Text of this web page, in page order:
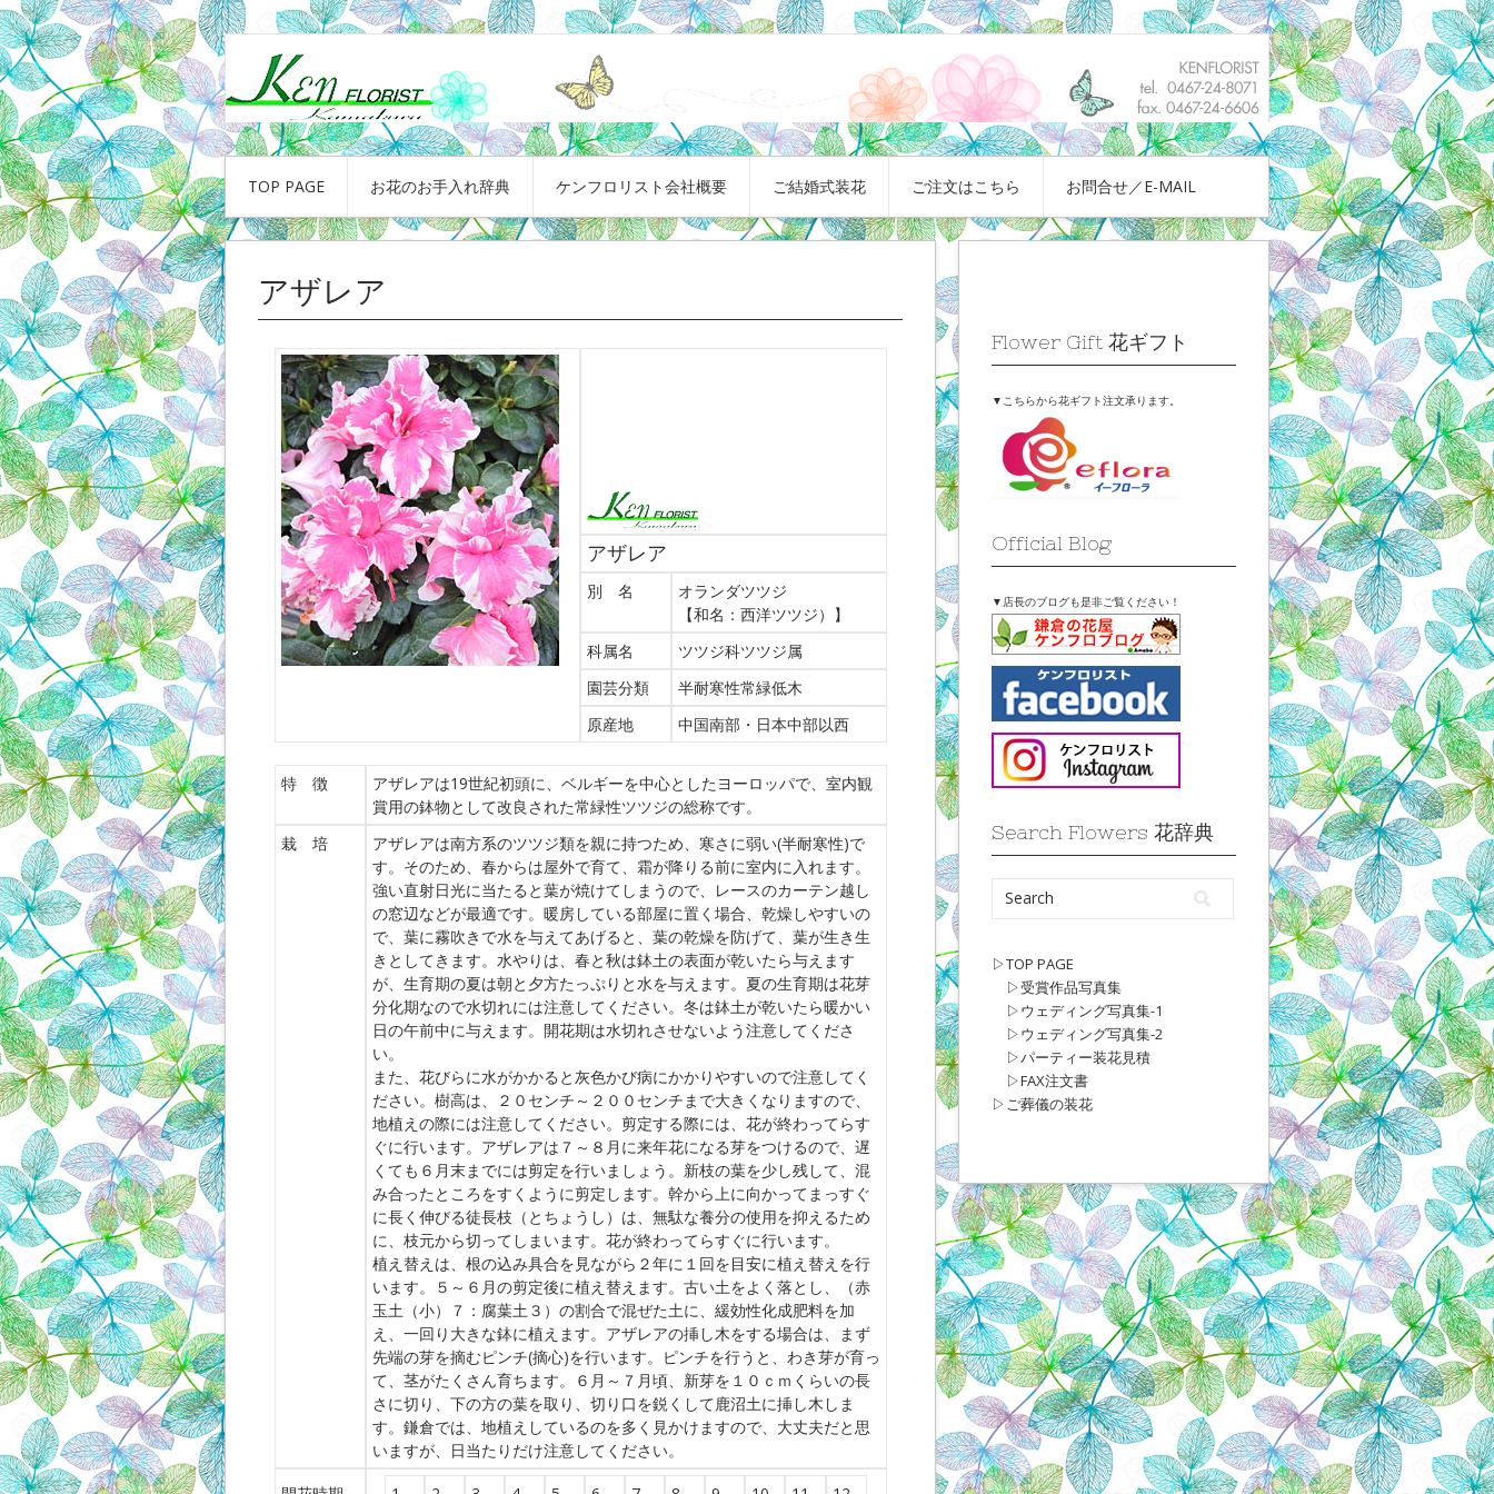
TOP PAGE お花のお手入れ辞典 ケンフロリスト会社概要 ご結婚式装花 ご注文はこちら お問合せ／E-MAIL
アザレア
アザレア
別 名
オランダツツジ
【和名：西洋ツツジ）】
科属名
ツツジ科ツツジ属
園芸分類
半耐寒性常緑低木
原産地
中国南部・日本中部以西
特 徴
アザレアは19世紀初頭に、ベルギーを中心としたヨーロッパで、室内観
賞用の鉢物として改良された常緑性ツツジの総称です。
栽 培
アザレアは南方系のツツジ類を親に持つため、寒さに弱い(半耐寒性)で
す。そのため、春からは屋外で育て、霜が降りる前に室内に入れます。
強い直射日光に当たると葉が焼けてしまうので、レースのカーテン越し
の窓辺などが最適です。暖房している部屋に置く場合、乾燥しやすいの
で、葉に霧吹きで水を与えてあげると、葉の乾燥を防げて、葉が生き生
きとしてきます。水やりは、春と秋は鉢土の表面が乾いたら与えます
が、生育期の夏は朝と夕方たっぷりと水を与えます。夏の生育期は花芽
分化期なので水切れには注意してください。冬は鉢土が乾いたら暖かい
日の午前中に与えます。開花期は水切れさせないよう注意してくださ
い。
また、花びらに水がかかると灰色かび病にかかりやすいので注意してく
ださい。樹高は、２０センチ～２００センチまで大きくなりますので、
地植えの際には注意してください。剪定する際には、花が終わってらす
ぐに行います。アザレアは７～８月に来年花になる芽をつけるので、遅
くても６月末までには剪定を行いましょう。新枝の葉を少し残して、混
み合ったところをすくように剪定します。幹から上に向かってまっすぐ
に長く伸びる徒長枝（とちょうし）は、無駄な養分の使用を抑えるため
に、枝元から切ってしまいます。花が終わってらすぐに行います。
植え替えは、根の込み具合を見ながら２年に１回を目安に植え替えを行
います。５～６月の剪定後に植え替えます。古い土をよく落とし、（赤
玉土（小）７：腐葉土３）の割合で混ぜた土に、緩効性化成肥料を加
え、一回り大きな鉢に植えます。アザレアの挿し木をする場合は、まず
先端の芽を摘むピンチ(摘心)を行います。ピンチを行うと、わき芽が育っ
て、茎がたくさん育ちます。６月～７月頃、新芽を１０ｃｍくらいの長
さに切り、下の方の葉を取り、切り口を鋭くして鹿沼土に挿し木しま
す。鎌倉では、地植えしているのを多く見かけますので、大丈夫だと思
いますが、日当たりだけ注意してください。
Flower Gift 花ギフト
▼こちらから花ギフト注文承ります。
Official Blog
▼店長のブログも是非ご覧ください！
Search Flowers 花辞典
▷TOP PAGE
▷受賞作品写真集
▷ウェディング写真集-1
▷ウェディング写真集-2
▷パーティー装花見積
▷FAX注文書
▷ご葬儀の装花